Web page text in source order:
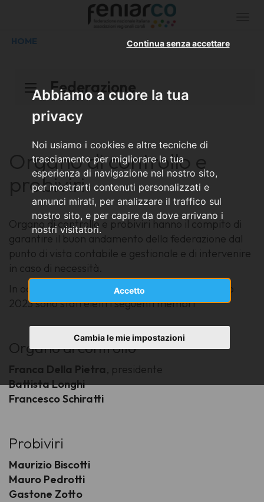
Abbiamo a cuore la tua
privacy
Noi usiamo i cookies e altre tecniche di
tracciamento per migliorare la tua
esperienza di navigazione nel nostro sito,
per mostrarti contenuti personalizzati e
annunci mirati, per analizzare il traffico sul
nostro sito, e per capire da dove arrivano i
nostri visitatori.
Accetto
Continua senza accettare
Cambia le mie impostazioni
HOME
Federazione
Organo di controllo e
probiviri
Organo di controllo e probiviri hanno il compito di
garantire il buon andamento della federazione dal
punto di vista contabile e gestionale e di intervenire
in caso di necessità.
In occasione dell'Assemblea tenutasi il 26 marzo
2023 sono stati eletti i seguenti membri
Organo di controllo
Franca Della Pietra , presidente
Battista Longhi
Francesco Schiratti
Probiviri
Maurizio Biscotti
Mauro Pedrotti
Gastone Zotto